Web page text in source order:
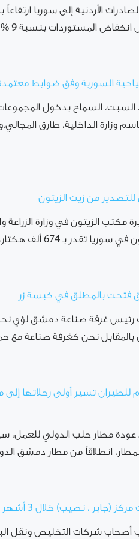
السورية وفق ضوابط
السبت، السماح بدخول
وزارة الداخلية، طارق
مكتب الزيتون في وزارة الزراعة
بـ 674 ألف هكتار، وتشكل 12 ...
فتحت بالمطلق في كبسة زر
رئيس غرفة صناعة دمشق لؤي
بالمقابل نحن كغرفة صناعة مع
للطيران تسير أولى رحلاتها
مع عودة مطار حلب الدولي
المطار، انطلاقاً من مطار دمشق
أصحاب شركات التخليص ونقل